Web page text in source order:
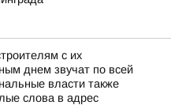
с их
днем звучат по всей
власти также
слова в адрес